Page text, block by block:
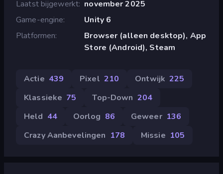
Laatst bijgewerkt november 2025
Game-engine
Unity 6
Platformen
Browser (alleen desktop), App
Store (Android), Steam
Actie 439 Pixel 210 Ontwijk 225
Klassieke 75 Top-Down 204
Held 44 Oorlog 86 Geweer 136
Crazy Aanbevelingen 178 Missie 105